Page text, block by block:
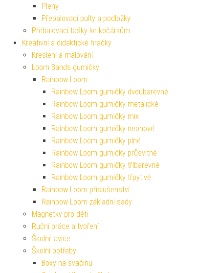
Pleny
Přebalovací pulty a podložky
Přebalovací tašky ke kočárkům
Kreativní a didaktické hračky
Kreslení a malování
Loom Bands gumičky
Rainbow Loom
Rainbow Loom gumičky dvoubarevné
Rainbow Loom gumičky metalické
Rainbow Loom gumičky mix
Rainbow Loom gumičky neonové
Rainbow Loom gumičky plné
Rainbow Loom gumičky průsvitné
Rainbow Loom gumičky tříbarevné
Rainbow Loom gumičky třpytivé
Rainbow Loom příslušenství
Rainbow Loom základní sady
Magnetky pro děti
Ruční práce a tvoření
Školní lavice
Školní potřeby
Boxy na svačinu